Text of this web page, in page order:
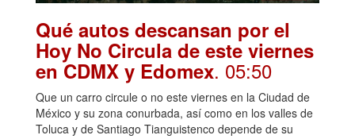
Qué autos descansan por el
Hoy No Circula de este viernes
en CDMX y Edomex. 05:50
Que un carro circule o no este viernes en la Ciudad de
México y su zona conurbada, así como en los valles de
Toluca y de Santiago Tianguistenco depende de su